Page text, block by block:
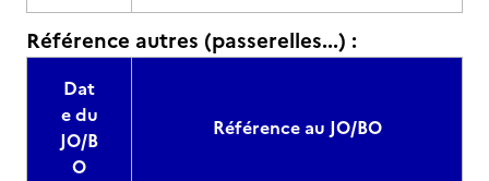
Référence autres (passerelles...) :
Dat
e du
JO/B
O
Référence au JO/BO